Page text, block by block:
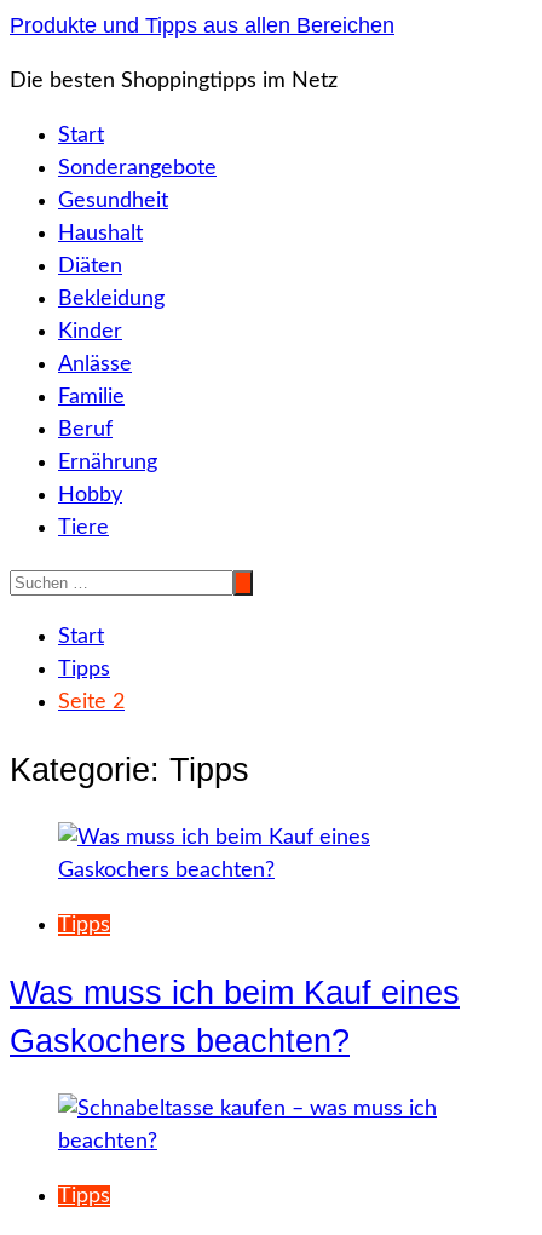
Zum
springen
Produkte und Tipps aus allen Bereichen
Die besten Shoppingtipps im Netz
Start
Sonderangebote
Gesundheit
Haushalt
Diäten
Bekleidung
Kinder
Anlässe
Familie
Beruf
Ernährung
Hobby
Tiere
Start
Tipps
Seite 2
Kategorie: Tipps
Tipps
Was muss ich beim Kauf eines
Gaskochers beachten?
Tipps